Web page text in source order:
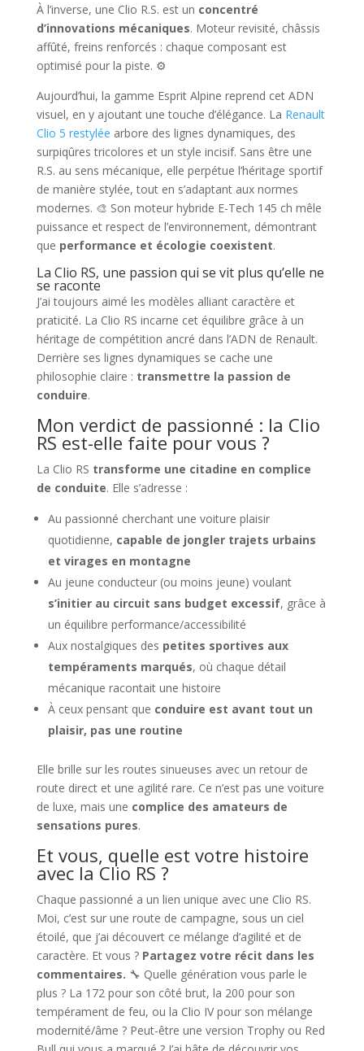
À l’inverse, une Clio R.S. est un concentré
d’innovations mécaniques. Moteur revisité, châssis
affûté, freins renforcés : chaque composant est
optimisé pour la piste. ⚙️
Aujourd’hui, la gamme Esprit Alpine reprend cet ADN
visuel, en y ajoutant une touche d’élégance. La Renault
Clio 5 restylée arbore des lignes dynamiques, des
surpiqûres tricolores et un style incisif. Sans être une
R.S. au sens mécanique, elle perpétue l’héritage sportif
de manière stylée, tout en s’adaptant aux normes
modernes. 🎨 Son moteur hybride E-Tech 145 ch mêle
puissance et respect de l’environnement, démontrant
que performance et écologie coexistent.
La Clio RS, une passion qui se vit plus qu’elle ne
se raconte
J’ai toujours aimé les modèles alliant caractère et
praticité. La Clio RS incarne cet équilibre grâce à un
héritage de compétition ancré dans l’ADN de Renault.
Derrière ses lignes dynamiques se cache une
philosophie claire : transmettre la passion de
conduire.
Mon verdict de passionné : la Clio
RS est-elle faite pour vous ?
La Clio RS transforme une citadine en complice
de conduite. Elle s’adresse :
Au passionné cherchant une voiture plaisir
quotidienne, capable de jongler trajets urbains
et virages en montagne
Au jeune conducteur (ou moins jeune) voulant
s’initier au circuit sans budget excessif, grâce à
un équilibre performance/accessibilité
Aux nostalgiques des petites sportives aux
tempéraments marqués, où chaque détail
mécanique racontait une histoire
À ceux pensant que conduire est avant tout un
plaisir, pas une routine
Elle brille sur les routes sinueuses avec un retour de
route direct et une agilité rare. Ce n’est pas une voiture
de luxe, mais une complice des amateurs de
sensations pures.
Et vous, quelle est votre histoire
avec la Clio RS ?
Chaque passionné a un lien unique avec une Clio RS.
Moi, c’est sur une route de campagne, sous un ciel
étoilé, que j’ai découvert ce mélange d’agilité et de
caractère. Et vous ? Partagez votre récit dans les
commentaires. 🔧 Quelle génération vous parle le
plus ? La 172 pour son côté brut, la 200 pour son
tempérament de feu, ou la Clio IV pour son mélange
modernité/âme ? Peut-être une version Trophy ou Red